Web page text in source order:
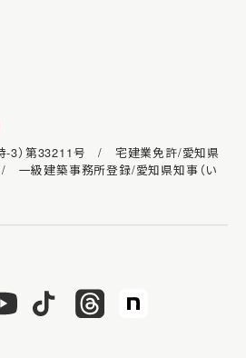
-3）第33211号 / 宅建業免許/愛知県
一級建築事務所登録/愛知県知事（い